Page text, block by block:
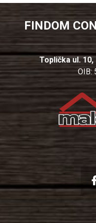
FINDOM
Toplička ul.
OIB: